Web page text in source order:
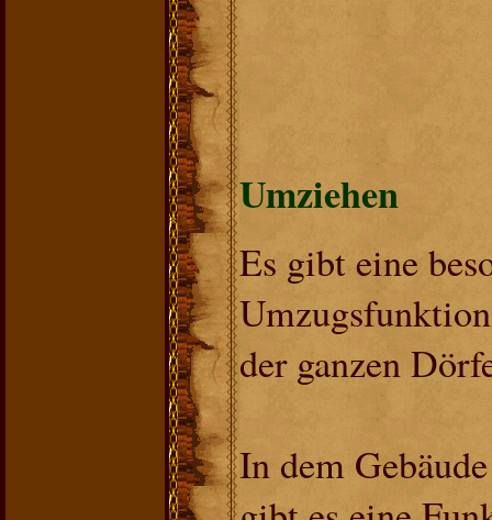
Umziehen
Es gibt eine
der ganzen
In dem